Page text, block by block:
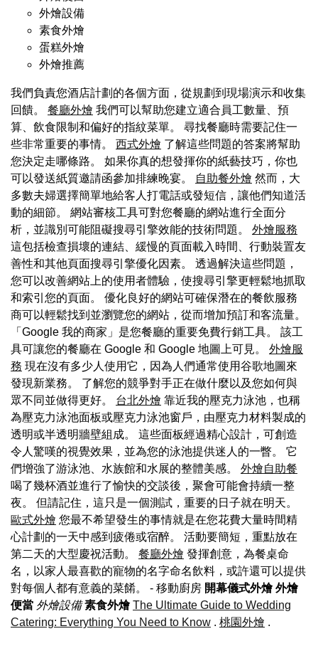
外燴設備
素食外燴
蛋糕外燴
外燴推薦
我們負責您酒店計劃的各個方面，從規劃到現場演示和收集
回饋。 餐廳外燴 我們可以幫助您建立適合員工數量、預
算、飲食限制和偏好的指紋菜單。 尋找餐廳時需要記住一
些非常重要的事情。 西式外燴 了解這些問題的答案將幫助
您決定走哪條路。 如果你真的想發揮你的紙藝技巧，你也
可以發送紙質邀請函參加排練晚宴。
自助餐外燴 然而，大
多數夫婦選擇簡單地給客人打電話或發短信，讓他們知道活
動的細節。 網站審核工具可對您餐廳的網站進行全面分
析，並識別可能阻礙搜尋引擎效能的技術問題。 外燴服務
這包括檢查損壞的連結、緩慢的頁面載入時間、行動裝置友
善性和其他頁面搜尋引擎優化因素。 透過解決這些問題，
您可以改善網站上的使用者體驗，使搜尋引擎更輕鬆地抓取
和索引您的頁面。 優化良好的網站可確保潛在的餐飲服務
商可以輕鬆找到並瀏覽您的網站，從而增加預訂和客流量。
「Google 我的商家」是您餐廳的重要免費行銷工具。 該工
具可讓您的餐廳在 Google 和 Google 地圖上可見。 外燴服
務 現在沒有多少人使用它，因為人們通常使用谷歌地圖來
發現新業務。 了解您的競爭對手正在做什麼以及您如何與
眾不同並做得更好。 台北外燴 靠近我的壓克力泳池，也稱
為壓克力泳池面板或壓克力泳池窗戶，由壓克力材料製成的
透明或半透明牆壁組成。 這些面板經過精心設計，可創造
令人驚嘆的視覺效果，並為您的泳池提供迷人的一瞥。 它
們增強了游泳池、水族館和水展的整體美感。 外燴自助餐
喝了幾杯酒並進行了愉快的交談後，聚會可能會持續一整
夜。 但請記住，這只是一個測試，重要的日子就在明天。
歐式外燴 您最不希望發生的事情就是在您花費大量時間精
心計劃的一天中感到疲倦或宿醉。 活動要簡短，重點放在
第二天的大型慶祝活動。 餐廳外燴 發揮創意，為餐桌命
名，以家人最喜歡的寵物的名字命名飲料，或許還可以提供
對每個人都有意義的菜餚。 - 移動廚房 開幕儀式外燴 外燴
便當 外燴設備 素食外燴 The Ultimate Guide to Wedding
Catering: Everything You Need to Know . 桃園外燴 .